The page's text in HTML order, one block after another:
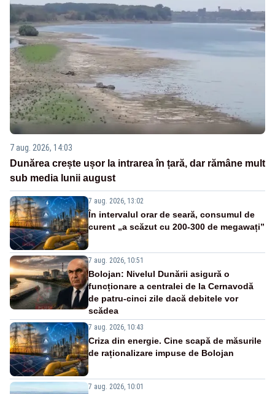
7 aug. 2026, 14:03
Dunărea crește ușor la intrarea în țară, dar rămâne mult
sub media lunii august
7 aug. 2026, 13:02
În intervalul orar de seară, consumul de
curent „a scăzut cu 200-300 de megawați”
7 aug. 2026, 10:51
Bolojan: Nivelul Dunării asigură o
funcționare a centralei de la Cernavodă
de patru-cinci zile dacă debitele vor
scădea
7 aug. 2026, 10:43
Criza din energie. Cine scapă de măsurile
de raționalizare impuse de Bolojan
7 aug. 2026, 10:01